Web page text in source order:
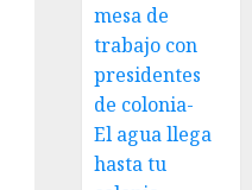
mesa de
trabajo con
presidentes
de colonia-
El agua llega
hasta tu